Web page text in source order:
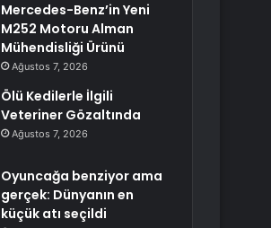
Mercedes-Benz’in Yeni
M252 Motoru Alman
Mühendisliği Ürünü
Ağustos 7, 2026
Ölü Kedilerle İlgili
Veteriner Gözaltında
Ağustos 7, 2026
Oyuncağa benziyor ama
gerçek: Dünyanın en
küçük atı seçildi